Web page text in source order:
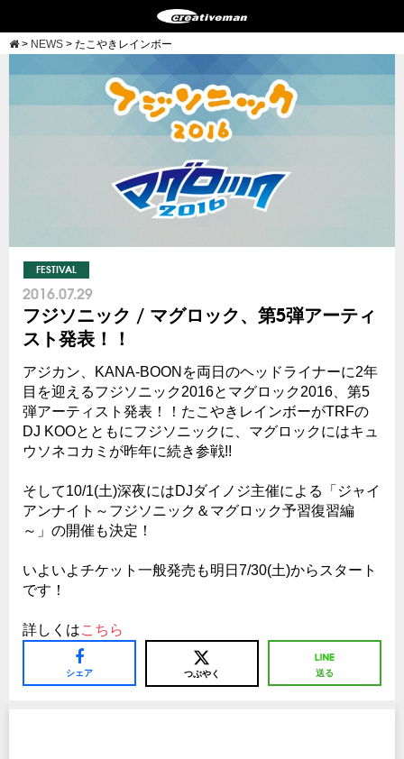
> NEWS > たこやきレインボー
FESTIVAL
2016.07.29
フジソニック / マグロック、第5弾アーティ
スト発表！！
アジカン、KANA-BOONを両日のヘッドライナーに2年
目を迎えるフジソニック2016とマグロック2016、第5
弾アーティスト発表！！たこやきレインボーがTRFの
DJ KOOとともにフジソニックに、マグロックにはキュ
ウソネコカミが昨年に続き参戦!!
そして10/1(土)深夜にはDJダイノジ主催による「ジャイ
アンナイト～フジソニック＆マグロック予習復習編
～」の開催も決定！
いよいよチケット一般発売も明日7/30(土)からスタート
です！
詳しくはこちら
シェア つぶやく 送る